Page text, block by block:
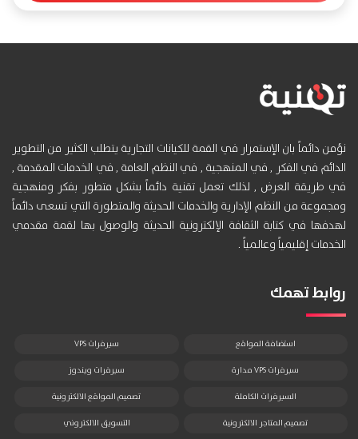
نؤمن دائماً بان الإستمرار في القمة للكيانات التجارية يتطلب الكثير من التطوير
الدائم في الفكر , في المنهجية , في النظم العامة , في الخدمات المقدمة ,
في طريقة العرض , لذلك تعمل تقنية دائماً بشكل متطور بفكر ومنهجية
ومجموعة من النظم الإدارية والخدمات الحديثة والمتطورة التي تسعى دائماً
لهدفها في كتابة الثقافة الإلكترونية الحديثة والوصول بها لقمة مقدمي
الخدمات إقليمياً وعالمياً .
روابط تهمك
استضافة المواقع سيرفرات VPS
سيرفرات VPS مدارة سيرفرات ويندوز
السيرفرات الكاملة تصميم المواقع الالكترونية
تصميم المتاجر الالكترونية التسويق الالكتروني